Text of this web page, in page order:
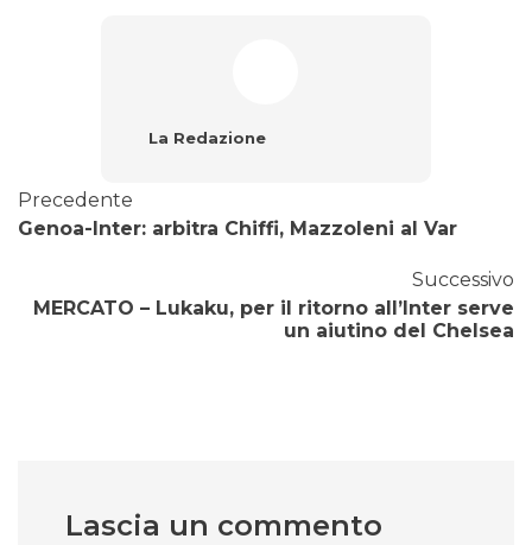
La Redazione
Precedente
Genoa-Inter: arbitra Chiffi, Mazzoleni al Var
Successivo
MERCATO – Lukaku, per il ritorno all’Inter serve
un aiutino del Chelsea
Lascia un commento